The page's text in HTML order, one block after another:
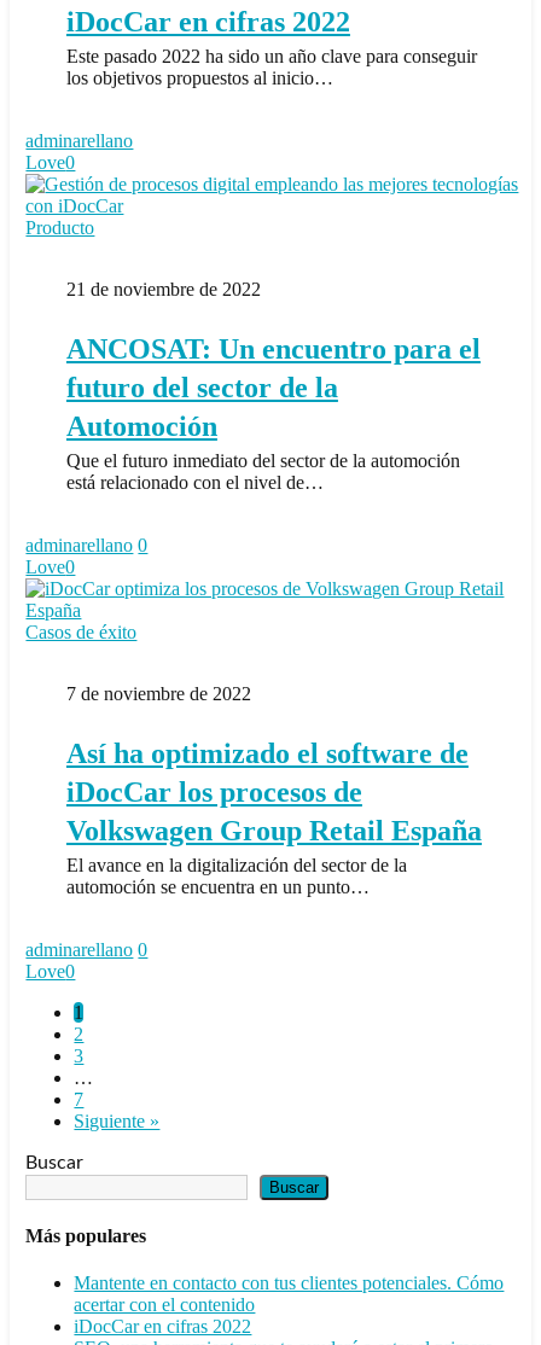
iDocCar en cifras 2022
Este pasado 2022 ha sido un año clave para conseguir
los objetivos propuestos al inicio…
adminarellano
Love0
ANCOSAT:
sector
Automoción
Producto
21 de noviembre de 2022
ANCOSAT: Un encuentro para el
futuro del sector de la
Automoción
Que el futuro inmediato del sector de la automoción
está relacionado con el nivel de…
adminarellano 0
Love0
Así
iDocCar
procesos
Volkswagen
Group
Retail
Casos de éxito
7 de noviembre de 2022
Así ha optimizado el software de
iDocCar los procesos de
Volkswagen Group Retail España
El avance en la digitalización del sector de la
automoción se encuentra en un punto…
adminarellano 0
Love0
1
2
3
…
7
Siguiente »
Buscar
Buscar
Más populares
Mantente en contacto con tus clientes potenciales. Cómo
acertar con el contenido
iDocCar en cifras 2022